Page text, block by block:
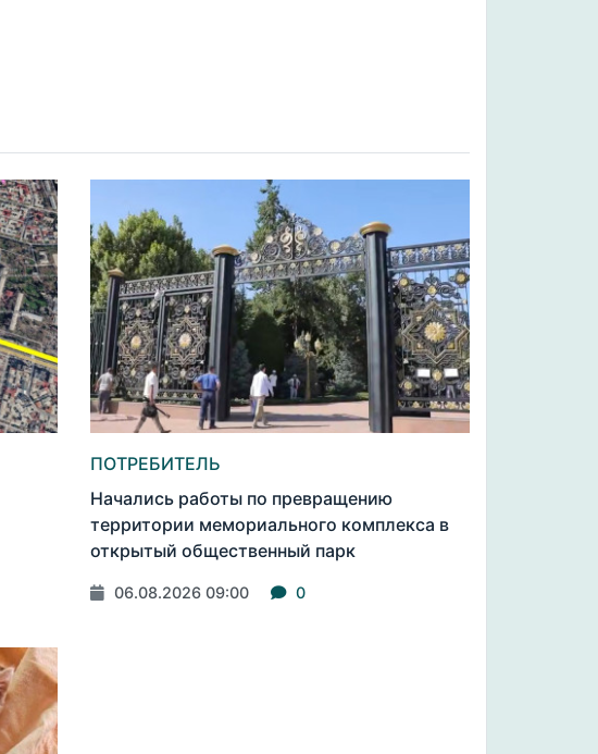
ПОТРЕБИТЕЛЬ
Начались работы по превращению
территории мемориального комплекса в
открытый общественный парк
06.08.2026 09:00 0